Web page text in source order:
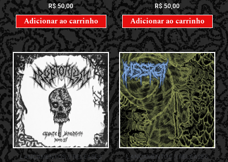
R$50,00
Adicionar ao carrinho
R$ 50,00
Adicionar ao carrinho
LANÇAMENTOS // RELEASES LANÇAMENTOS // RELEASES